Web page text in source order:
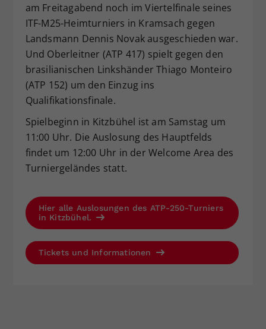
am Freitagabend noch im Viertelfinale seines
ITF-M25-Heimturniers in Kramsach gegen
Landsmann Dennis Novak ausgeschieden war.
Und Oberleitner (ATP 417) spielt gegen den
brasilianischen Linkshänder Thiago Monteiro
(ATP 152) um den Einzug ins
Qualifikationsfinale.
Spielbeginn in Kitzbühel ist am Samstag um
11:00 Uhr. Die Auslosung des Hauptfelds
findet um 12:00 Uhr in der Welcome Area des
Turniergeländes statt.
Hier alle Auslosungen des ATP-250-Turniers
in Kitzbühel.
Tickets und Informationen